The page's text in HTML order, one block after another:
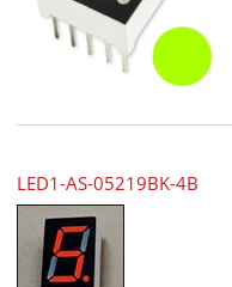
LED1-AS-05219BK-4B